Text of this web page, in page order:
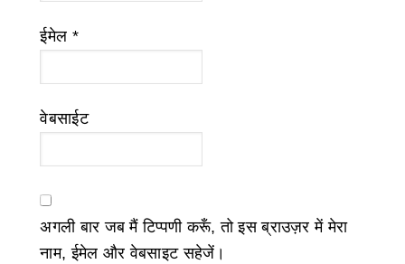
ईमेल *
वेबसाईट
अगली बार जब मैं टिप्पणी करूँ, तो इस ब्राउज़र में मेरा
नाम, ईमेल और वेबसाइट सहेजें।